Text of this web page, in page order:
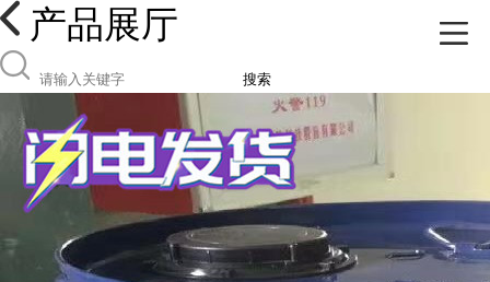
产品展厅
搜索